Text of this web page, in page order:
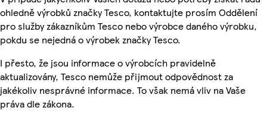
ohledně výrobků značky Tesco, kontaktujte prosím Oddělení
pro služby zákazníkům Tesco nebo výrobce daného výrobku,
pokdu se nejedná o výrobek značky Tesco.
I přesto, že jsou informace o výrobcích pravidelně
aktualizovány, Tesco nemůže přijmout odpovědnost za
jakékoliv nesprávné informace. To však nemá vliv na Vaše
práva dle zákona.